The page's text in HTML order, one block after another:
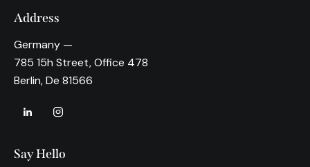
Address
Germany —
785 15h Street, Office 478
Berlin, De 81566
Say Hello